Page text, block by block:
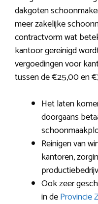
dakgoten
meer zakelijke
contractvorm wat
kantoor gereinigd
vergoedingen voor
tussen de €25,00 en
Het laten
doorgaans
Reinigen van
kantoren,
Ook zeer
in deProvincie